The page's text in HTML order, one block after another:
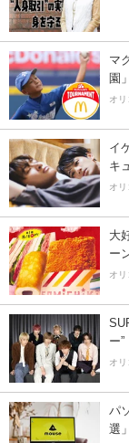
マ
園」
オ
イ
キ
オ
大
ー
オ
ー”
オ
パ
選」